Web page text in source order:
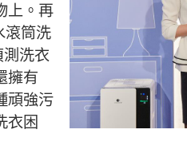
上。再
滾筒洗
洗衣
擁有
頑強污
衣困